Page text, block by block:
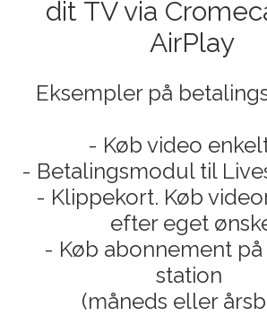
dit TV via
AirPlay
Eksempler på
- Køb video
- Betalingsmodul til
- Klippekort. Køb
efter eget
- Køb abonnement på
station
(måneds eller